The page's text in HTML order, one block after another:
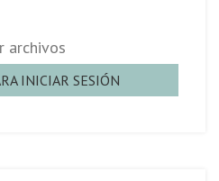
archivos
INICIAR SESIÓN